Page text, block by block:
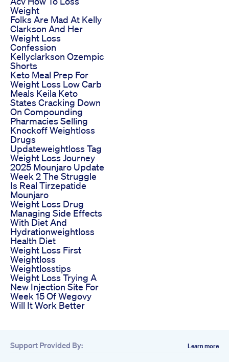
Weight
Folks Are Mad At Kelly
Clarkson And Her
Weight Loss
Confession
Kellyclarkson Ozempic
Shorts
Keto Meal Prep For
Weight Loss Low Carb
Meals Keila Keto
States Cracking Down
On Compounding
Pharmacies Selling
Knockoff Weightloss
Drugs
Updateweightloss Tag
Weight Loss Journey
2025 Mounjaro Update
Week 2 The Struggle
Is Real Tirzepatide
Mounjaro
Weight Loss Drug
Managing Side Effects
With Diet And
Hydrationweightloss
Health Diet
Weight Loss First
Weightloss
Weightlosstips
Weight Loss Trying A
New Injection Site For
Week 15 Of Wegovy
Will It Work Better
Support Provided By: Learn more